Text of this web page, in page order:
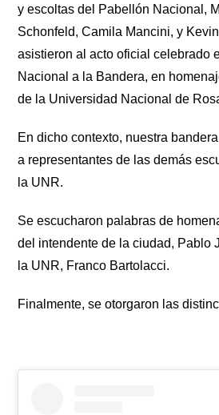
y escoltas del Pabellón Nacional,
Schonfeld, Camila Mancini, y
asistieron al acto oficial celebrado
Nacional a la Bandera, en
de la Universidad Nacional de
En dicho contexto, nuestra
a representantes de las demás
la UNR.
Se escucharon palabras de
del intendente de la ciudad, Pablo
la UNR, Franco Bartolacci.
Finalmente, se otorgaron las